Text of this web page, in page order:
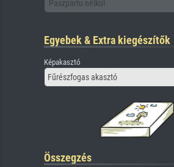
Paszpartu nélkül
Egyebek & Extra kiegészítők
Képakasztó
Fűrészfogas akasztó
Összegzés